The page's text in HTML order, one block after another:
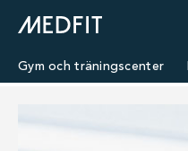
Gym och träningscenter